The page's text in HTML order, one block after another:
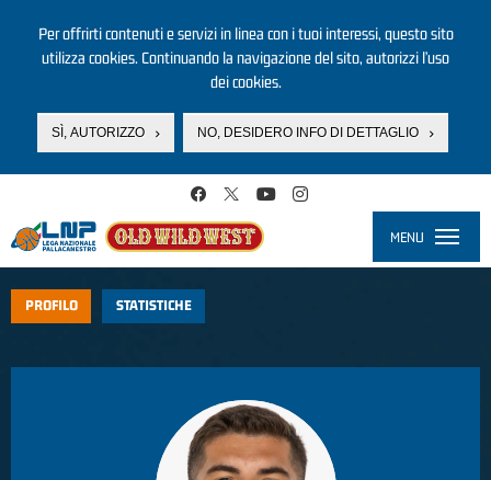
Per offrirti contenuti e servizi in linea con i tuoi interessi, questo sito
utilizza cookies. Continuando la navigazione del sito, autorizzi l’uso
dei cookies.
SÌ, AUTORIZZO NO, DESIDERO INFO DI DETTAGLIO
MENU
PROFILO STATISTICHE